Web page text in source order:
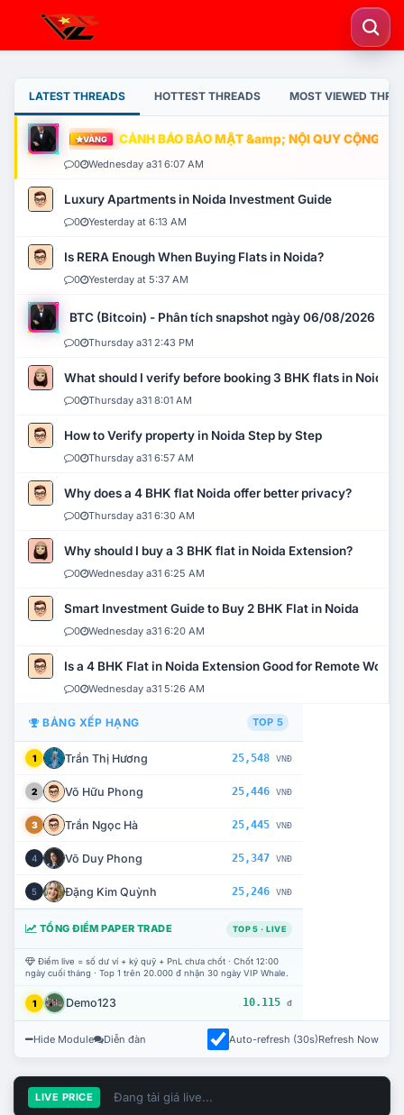
LATEST THREADS HOTTEST THREADS MOST VIEWED
VÀNG CẢNH BÁO BẢO MẬT &amp; NỘI QUY CỘNG
0 Wednesday a31 6:07 AM
Luxury Apartments in Noida Investment Guide
0 Yesterday at 6:13 AM
Is RERA Enough When Buying Flats in Noida?
0 Yesterday at 5:37 AM
BTC (Bitcoin) - Phân tích snapshot ngày 06/08/2026
0 Thursday a31 2:43 PM
What should I verify before booking 3 BHK flats in Noida?
0 Thursday a31 8:01 AM
How to Verify property in Noida Step by Step
0 Thursday a31 6:57 AM
Why does a 4 BHK flat Noida offer better privacy?
0 Thursday a31 6:30 AM
Why should I buy a 3 BHK flat in Noida Extension?
0 Wednesday a31 6:25 AM
Smart Investment Guide to Buy 2 BHK Flat in Noida
0 Wednesday a31 6:20 AM
Is a 4 BHK Flat in Noida Extension Good for Remote Work?
0 Wednesday a31 5:26 AM
BẢNG XẾP HẠNG TOP 5
1 Trần Thị Hương 25,548 VNĐ
2 Võ Hữu Phong 25,446 VNĐ
3 Trần Ngọc Hà 25,445 VNĐ
4 Võ Duy Phong 25,347 VNĐ
5 Đặng Kim Quỳnh 25,246 VNĐ
TỔNG ĐIỂM PAPER TRADE TOP 5 · LIVE
Điểm live = số dư ví + ký quỹ + PnL chưa chốt · Chốt 12:00
ngày cuối tháng · Top 1 trên 20.000 đ nhận 30 ngày VIP Whale.
1 Demo123 10.115 đ
Hide Module Diễn đàn Auto-refresh (30s)Refresh Now
LIVE PRICE Đang tải giá live...